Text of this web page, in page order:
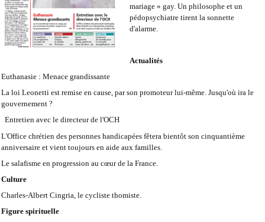
mariage » gay. Un philosophe et un
pédopsychiatre tirent la sonnette
d'alarme.
Actualités
Euthanasie : Menace grandissante
La loi Leonetti est remise en cause, par son promoteur lui-même. Jusqu'où ira le
gouvernement ?
Entretien avec le directeur de l'OCH
L'Office chrétien des personnes handicapées fêtera bientôt son cinquantième
anniversaire et vient toujours en aide aux familles.
Le salafisme en progression au cœur de la France.
Culture
Charles-Albert Cingria, le cycliste thomiste.
Figure spirituelle